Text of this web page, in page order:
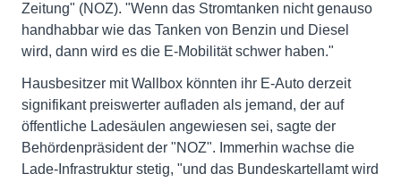
Zeitung" (NOZ). "Wenn das Stromtanken nicht genauso
handhabbar wie das Tanken von Benzin und Diesel
wird, dann wird es die E-Mobilität schwer haben."
Hausbesitzer mit Wallbox könnten ihr E-Auto derzeit
signifikant preiswerter aufladen als jemand, der auf
öffentliche Ladesäulen angewiesen sei, sagte der
Behördenpräsident der "NOZ". Immerhin wachse die
Lade-Infrastruktur stetig, "und das Bundeskartellamt wird